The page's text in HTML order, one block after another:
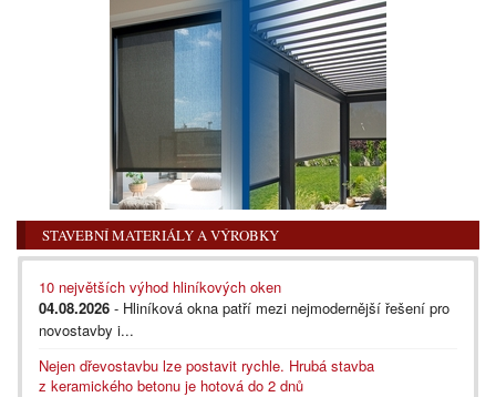
STAVEBNÍ MATERIÁLY A VÝROBKY
10 největších výhod hliníkových oken
04.08.2026 - Hliníková okna patří mezi nejmodernější řešení pro
novostavby i...
Nejen dřevostavbu lze postavit rychle. Hrubá stavba
z keramického betonu je hotová do 2 dnů